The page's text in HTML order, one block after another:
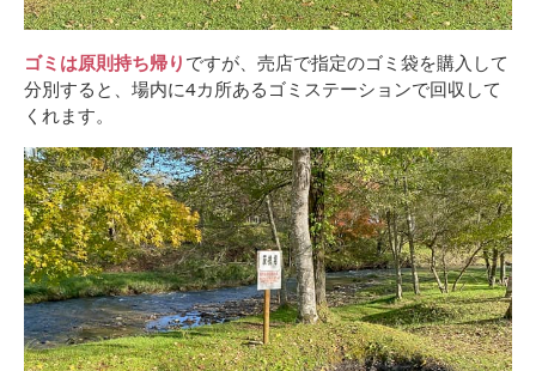
ゴミは原則持ち帰り ですが、売店で指定のゴミ袋を購入して
分別すると、場内に4カ所あるゴミステーションで回収して
くれます。